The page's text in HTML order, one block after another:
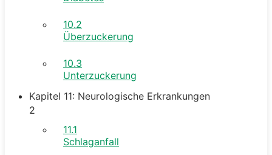
10.2
Überzuckerung
10.3
Unterzuckerung
Kapitel 11: Neurologische Erkrankungen
2
11.1
Schlaganfall